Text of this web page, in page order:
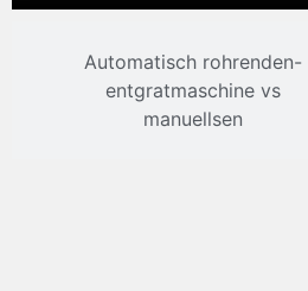
Automatisch rohrenden-
entgratmaschine vs
manuellsen